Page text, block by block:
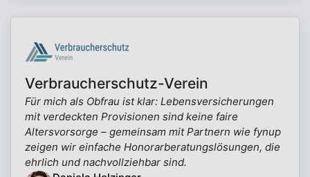
Verbraucherschutz-Verein
Für mich als Obfrau ist klar: Lebensversicherungen
mit verdeckten Provisionen sind keine faire
Altersvorsorge – gemeinsam mit Partnern wie fynup
zeigen wir einfache Honorarberatungslösungen, die
ehrlich und nachvollziehbar sind.